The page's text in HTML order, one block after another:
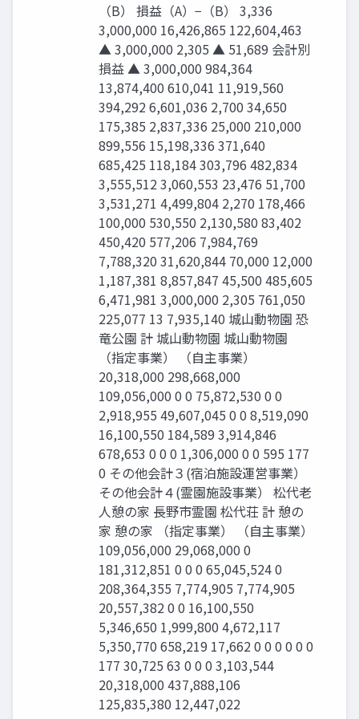
（B） 損益（A）−（B） 3,336
3,000,000 16,426,865 122,604,463
▲ 3,000,000 2,305 ▲ 51,689 会計別
損益 ▲ 3,000,000 984,364
13,874,400 610,041 11,919,560
394,292 6,601,036 2,700 34,650
175,385 2,837,336 25,000 210,000
899,556 15,198,336 371,640
685,425 118,184 303,796 482,834
3,555,512 3,060,553 23,476 51,700
3,531,271 4,499,804 2,270 178,466
100,000 530,550 2,130,580 83,402
450,420 577,206 7,984,769
7,788,320 31,620,844 70,000 12,000
1,187,381 8,857,847 45,500 485,605
6,471,981 3,000,000 2,305 761,050
225,077 13 7,935,140 城山動物園 恐
⻯公園 計 城山動物園 城山動物園
（指定事業） （自主事業）
20,318,000 298,668,000
109,056,000 0 0 75,872,530 0 0
2,918,955 49,607,045 0 0 8,519,090
16,100,550 184,589 3,914,846
678,653 0 0 0 1,306,000 0 0 595 177
0 その他会計３(宿泊施設運営事業）
その他会計４(霊園施設事業） 松代老
人憩の家 ⻑野市霊園 松代荘 計 憩の
家 憩の家 （指定事業） （自主事業）
109,056,000 29,068,000 0
181,312,851 0 0 0 65,045,524 0
208,364,355 7,774,905 7,774,905
20,557,382 0 0 16,100,550
5,346,650 1,999,800 4,672,117
5,350,770 658,219 17,662 0 0 0 0 0 0
177 30,725 63 0 0 0 3,103,544
20,318,000 437,888,106
125,835,380 12,447,022